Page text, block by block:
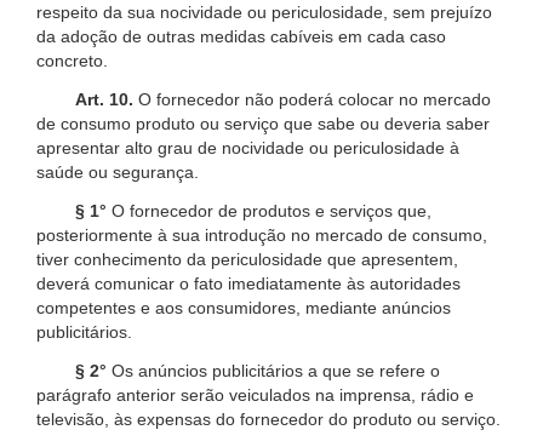
respeito da sua nocividade ou periculosidade, sem prejuízo
da adoção de outras medidas cabíveis em cada caso
concreto.
Art. 10. O fornecedor não poderá colocar no mercado
de consumo produto ou serviço que sabe ou deveria saber
apresentar alto grau de nocividade ou periculosidade à
saúde ou segurança.
§ 1° O fornecedor de produtos e serviços que,
posteriormente à sua introdução no mercado de consumo,
tiver conhecimento da periculosidade que apresentem,
deverá comunicar o fato imediatamente às autoridades
competentes e aos consumidores, mediante anúncios
publicitários.
§ 2° Os anúncios publicitários a que se refere o
parágrafo anterior serão veiculados na imprensa, rádio e
televisão, às expensas do fornecedor do produto ou serviço.